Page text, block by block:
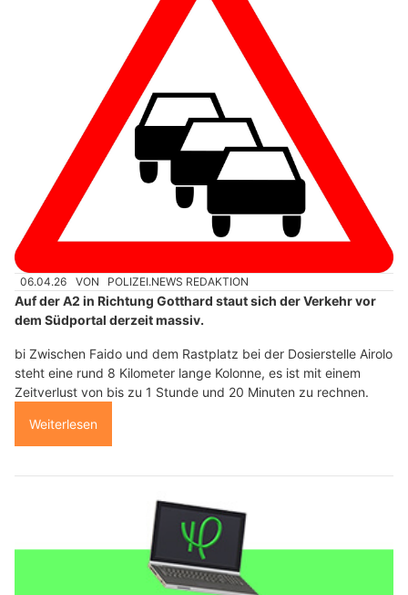
06.04.26 VON POLIZEI.NEWS REDAKTION
Auf der A2 in Richtung Gotthard staut sich der Verkehr vor
dem Südportal derzeit massiv.
bi Zwischen Faido und dem Rastplatz bei der Dosierstelle Airolo
steht eine rund 8 Kilometer lange Kolonne, es ist mit einem
Zeitverlust von bis zu 1 Stunde und 20 Minuten zu rechnen.
Weiterlesen